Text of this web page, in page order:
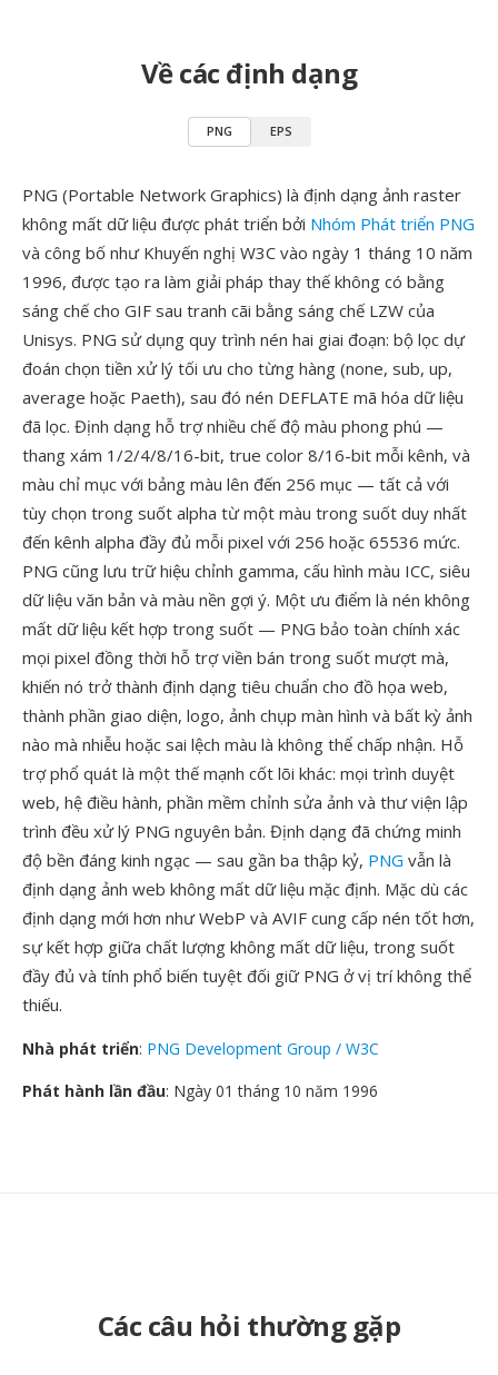
Về các định dạng
PNG EPS
PNG (Portable Network Graphics) là định dạng ảnh raster
không mất dữ liệu được phát triển bởi Nhóm Phát triển PNG
và công bố như Khuyến nghị W3C vào ngày 1 tháng 10 năm
1996, được tạo ra làm giải pháp thay thế không có bằng
sáng chế cho GIF sau tranh cãi bằng sáng chế LZW của
Unisys. PNG sử dụng quy trình nén hai giai đoạn: bộ lọc dự
đoán chọn tiền xử lý tối ưu cho từng hàng (none, sub, up,
average hoặc Paeth), sau đó nén DEFLATE mã hóa dữ liệu
đã lọc. Định dạng hỗ trợ nhiều chế độ màu phong phú —
thang xám 1/2/4/8/16-bit, true color 8/16-bit mỗi kênh, và
màu chỉ mục với bảng màu lên đến 256 mục — tất cả với
tùy chọn trong suốt alpha từ một màu trong suốt duy nhất
đến kênh alpha đầy đủ mỗi pixel với 256 hoặc 65536 mức.
PNG cũng lưu trữ hiệu chỉnh gamma, cấu hình màu ICC, siêu
dữ liệu văn bản và màu nền gợi ý. Một ưu điểm là nén không
mất dữ liệu kết hợp trong suốt — PNG bảo toàn chính xác
mọi pixel đồng thời hỗ trợ viền bán trong suốt mượt mà,
khiến nó trở thành định dạng tiêu chuẩn cho đồ họa web,
thành phần giao diện, logo, ảnh chụp màn hình và bất kỳ ảnh
nào mà nhiễu hoặc sai lệch màu là không thể chấp nhận. Hỗ
trợ phổ quát là một thế mạnh cốt lõi khác: mọi trình duyệt
web, hệ điều hành, phần mềm chỉnh sửa ảnh và thư viện lập
trình đều xử lý PNG nguyên bản. Định dạng đã chứng minh
độ bền đáng kinh ngạc — sau gần ba thập kỷ, PNG vẫn là
định dạng ảnh web không mất dữ liệu mặc định. Mặc dù các
định dạng mới hơn như WebP và AVIF cung cấp nén tốt hơn,
sự kết hợp giữa chất lượng không mất dữ liệu, trong suốt
đầy đủ và tính phổ biến tuyệt đối giữ PNG ở vị trí không thể
thiếu.
Nhà phát triển: PNG Development Group / W3C
Phát hành lần đầu: Ngày 01 tháng 10 năm 1996
Các câu hỏi thường gặp